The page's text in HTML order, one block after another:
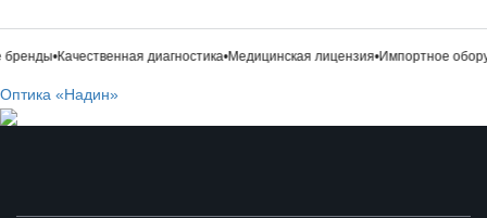
•Качественная диагностика•Медицинская лицензия•Импортное
Оптика «Надин»